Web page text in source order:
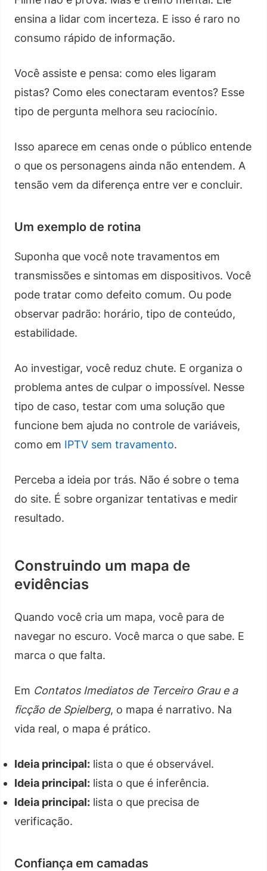
ensina a lidar com incerteza. E isso é raro no
consumo rápido de informação.
Você assiste e pensa: como eles ligaram
pistas? Como eles conectaram eventos? Esse
tipo de pergunta melhora seu raciocínio.
Isso aparece em cenas onde o público entende
o que os personagens ainda não entendem. A
tensão vem da diferença entre ver e concluir.
Um exemplo de rotina
Suponha que você note travamentos em
transmissões e sintomas em dispositivos. Você
pode tratar como defeito comum. Ou pode
observar padrão: horário, tipo de conteúdo,
estabilidade.
Ao investigar, você reduz chute. E organiza o
problema antes de culpar o impossível. Nesse
tipo de caso, testar com uma solução que
funcione bem ajuda no controle de variáveis,
como em IPTV sem travamento.
Perceba a ideia por trás. Não é sobre o tema
do site. É sobre organizar tentativas e medir
resultado.
Construindo um mapa de
evidências
Quando você cria um mapa, você para de
navegar no escuro. Você marca o que sabe. E
marca o que falta.
Em Contatos Imediatos de Terceiro Grau e a
ficção de Spielberg, o mapa é narrativo. Na
vida real, o mapa é prático.
Ideia principal: lista o que é observável.
Ideia principal: lista o que é inferência.
Ideia principal: lista o que precisa de
verificação.
Confiança em camadas